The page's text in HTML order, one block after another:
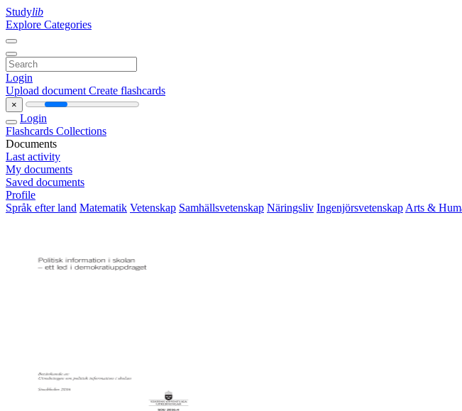
Studylib
Explore Categories
Login
Upload document Create flashcards
×
Login
Flashcards Collections
Documents
Last activity
My documents
Saved documents
Profile
Språk efter land Matematik Vetenskap Samhällsvetenskap Näringsliv Ingenjörsvetenskap Arts &